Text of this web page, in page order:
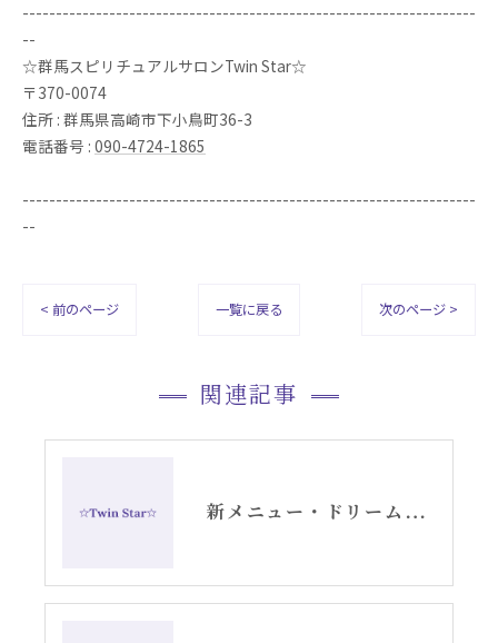
--------------------------------------------------------------------
--
☆群馬スピリチュアルサロンTwin Star☆
〒370-0074
住所 : 群馬県高崎市下小鳥町36-3
電話番号 : 090-4724-1865
--------------------------------------------------------------------
--
< 前のページ 一覧に戻る 次のページ >
関連記事
新メニュー・ドリームデコードセッションお知らせ